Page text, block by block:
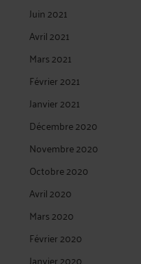
Juin 2021
Avril 2021
Mars 2021
Février 2021
Janvier 2021
Décembre 2020
Novembre 2020
Octobre 2020
Avril 2020
Mars 2020
Février 2020
Janvier 2020